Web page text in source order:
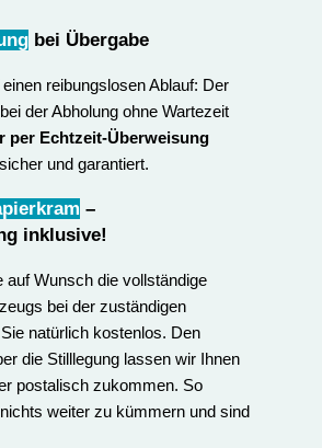
bei Übergabe
reibungslosen Ablauf: Der
der Abholung ohne Wartezeit
per Echtzeit-Überweisung
und garantiert.
–
inklusive!
auf Wunsch die vollständige
bei der zuständigen
natürlich kostenlos. Den
die Stilllegung lassen wir Ihnen
postalisch zukommen. So
weiter zu kümmern und sind